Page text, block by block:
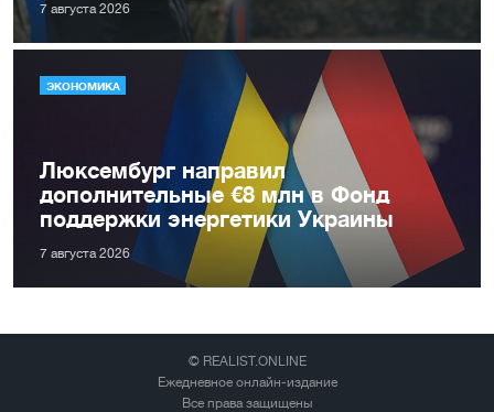
7 августа 2026
ЭКОНОМИКА
Люксембург направил
дополнительные €8 млн в Фонд
поддержки энергетики Украины
7 августа 2026
© REALIST.ONLINE
Ежедневное онлайн-издание
Все права защищены